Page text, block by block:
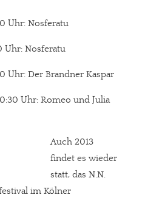
Uhr: Nosferatu
Uhr: Nosferatu
Uhr: Der Brandner Kaspar
Uhr: Romeo und Julia
Auch 2013
findet es wieder
statt, das N.N.
im Kölner